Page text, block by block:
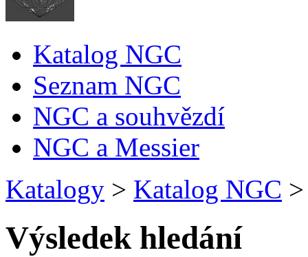
Katalog NGC
Seznam NGC
NGC a souhvězdí
NGC a Messier
Katalogy > Katalog NGC >
Výsledek hledání